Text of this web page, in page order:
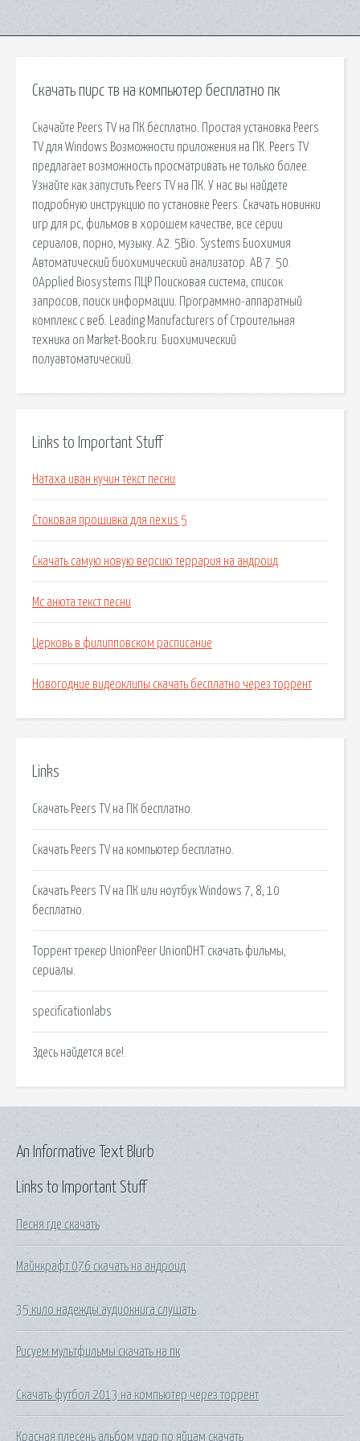
Скачать пирс тв на компьютер бесплатно пк
Скачайте Peers TV на ПК бесплатно. Простая установка Peers
TV для Windows Возможности приложения на ПК. Peers TV
предлагает возможность просматривать не только более.
Узнайте как запустить Peers TV на ПК. У нас вы найдете
подробную инструкцию по установке Peers. Скачать новинки
игр для pc, фильмов в хорошем качестве, все серии
сериалов, порно, музыку. A2. 5Bio. Systems Биохимия
Автоматический биохимический анализатор. AB 7. 50.
0Applied Biosystems ПЦР Поисковая сиcтема, список
запросов, поиск информации. Программно-аппаратный
комплекс с веб. Leading Manufacturers of Строительная
техника on Market-Book.ru. Биохимический
полуавтоматический.
Links to Important Stuff
Натаха иван кучин текст песни
Стоковая прошивка для nexus 5
Скачать самую новую версию террария на андроид
Мс анюта текст песни
Церковь в филипповском расписание
Новогодние видеоклипы скачать бесплатно через торрент
Links
Скачать Peers TV на ПК бесплатно.
Скачать Peers TV на компьютер бесплатно.
Скачать Peers TV на ПК или ноутбук Windows 7, 8, 10
бесплатно.
Торрент трекер UnionPeer UnionDHT скачать фильмы,
сериалы.
specificationlabs
Здесь найдется все!.
Links to Important Stuff
Песня где скачать
Майнкрафт 076 скачать на андроид
35 кило надежды аудиокнига слушать
Рисуем мультфильмы скачать на пк
Скачать футбол 2013 на компьютер через торрент
Красная плесень альбом удар по яйцам скачать
An Informative Text Blurb